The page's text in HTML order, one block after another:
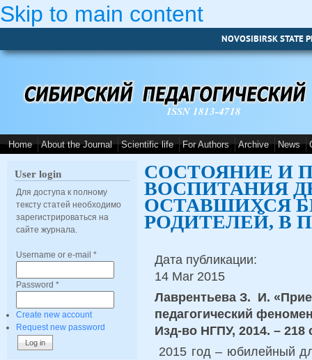
Skip to main content
NOVOSIBIRSK STATE
ISSN 1813-4718
Home About the Journal Scientific life For Authors Archive News
User login
Для доступа к полному
тексту статей необходимо
зарегистрироваться на
сайте журнала.
Username or e-mail *
Password *
Create new account
Request new password
СОСТОЯНИЕ И
ВОСПИТАНИЯ
ОСТАВШИХСЯ
РОДИТЕЛЕЙ, В
Дата публикации:
14 Mar 2015
Лаврентьева З. И.
педагогический
Изд-во НГПУ, 2014. –
2015 год – юбилейный